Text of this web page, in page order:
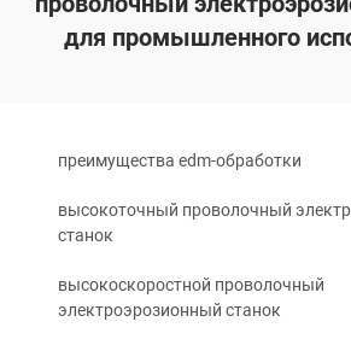
для промышленного
преимущества edm-обработки
высокоточный проволочный
станок
высокоскоростной проволочный
электроэрозионный станок